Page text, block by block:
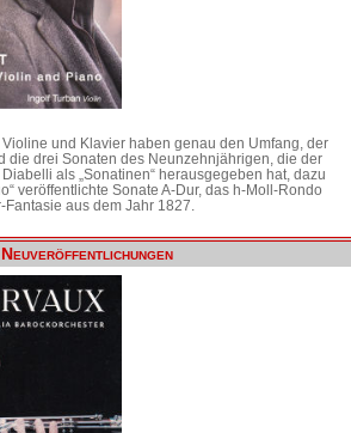
Violine und Klavier haben genau den Umfang, der
die drei Sonaten des Neunzehnjährigen, die der
als „Sonatinen“ herausgegeben hat, dazu
veröffentlichte Sonate A-Dur, das h-Moll-Rondo
aus dem Jahr 1827.
Neuveröffentlichungen